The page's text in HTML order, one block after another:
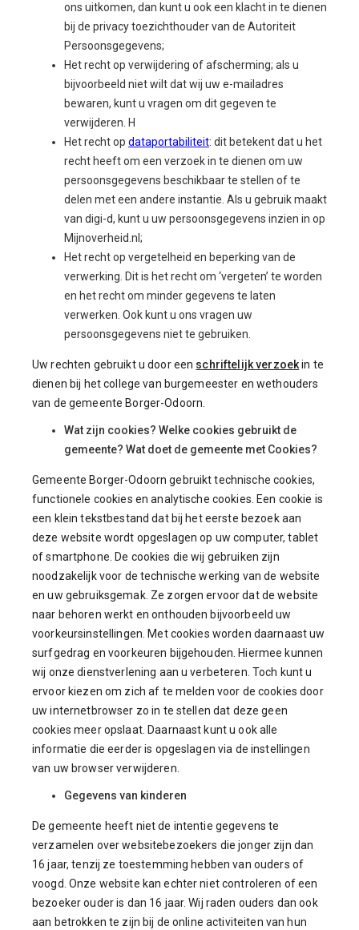
ons uitkomen, dan kunt u ook een klacht in te dienen
bij de privacy toezichthouder van de Autoriteit
Persoonsgegevens;
Het recht op verwijdering of afscherming; als u
bijvoorbeeld niet wilt dat wij uw e-mailadres
bewaren, kunt u vragen om dit gegeven te
verwijderen. H
Het recht op dataportabiliteit: dit betekent dat u het
recht heeft om een verzoek in te dienen om uw
persoonsgegevens beschikbaar te stellen of te
delen met een andere instantie. Als u gebruik maakt
van digi-d, kunt u uw persoonsgegevens inzien in op
Mijnoverheid.nl;
Het recht op vergetelheid en beperking van de
verwerking. Dit is het recht om ‘vergeten’ te worden
en het recht om minder gegevens te laten
verwerken. Ook kunt u ons vragen uw
persoonsgegevens niet te gebruiken.
Uw rechten gebruikt u door een schriftelijk verzoekin te
dienen bij het college van burgemeester en wethouders
van de gemeente Borger-Odoorn.
Wat zijn cookies? Welke cookies gebruikt de
gemeente? Wat doet de gemeente met Cookies?
Gemeente Borger-Odoorn gebruikt technische cookies,
functionele cookies en analytische cookies. Een cookie is
een klein tekstbestand dat bij het eerste bezoek aan
deze website wordt opgeslagen op uw computer, tablet
of smartphone. De cookies die wij gebruiken zijn
noodzakelijk voor de technische werking van de website
en uw gebruiksgemak. Ze zorgen ervoor dat de website
naar behoren werkt en onthouden bijvoorbeeld uw
voorkeursinstellingen. Met cookies worden daarnaast uw
surfgedrag en voorkeuren bijgehouden. Hiermee kunnen
wij onze dienstverlening aan u verbeteren. Toch kunt u
ervoor kiezen om zich af te melden voor de cookies door
uw internetbrowser zo in te stellen dat deze geen
cookies meer opslaat. Daarnaast kunt u ook alle
informatie die eerder is opgeslagen via de instellingen
van uw browser verwijderen.
Gegevens van kinderen
De gemeente heeft niet de intentie gegevens te
verzamelen over websitebezoekers die jonger zijn dan
16 jaar, tenzij ze toestemming hebben van ouders of
voogd. Onze website kan echter niet controleren of een
bezoeker ouder is dan 16 jaar. Wij raden ouders dan ook
aan betrokken te zijn bij de online activiteiten van hun